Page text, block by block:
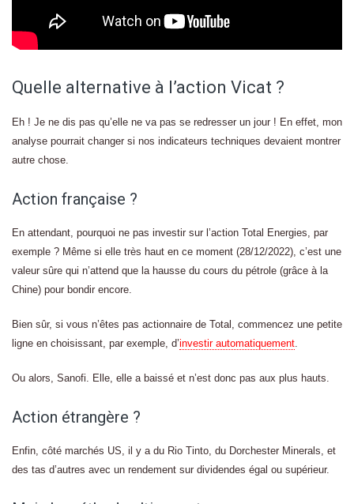
Quelle alternative à l’action Vicat ?
Eh ! Je ne dis pas qu’elle ne va pas se redresser un jour ! En effet, mon
analyse pourrait changer si nos indicateurs techniques devaient montrer
autre chose.
Action française ?
En attendant, pourquoi ne pas investir sur l’action Total Energies, par
exemple ? Même si elle très haut en ce moment (28/12/2022), c’est une
valeur sûre qui n’attend que la hausse du cours du pétrole (grâce à la
Chine) pour bondir encore.
Bien sûr, si vous n’êtes pas actionnaire de Total, commencez une petite
ligne en choisissant, par exemple, d’investir automatiquement
Ou alors, Sanofi. Elle, elle a baissé et n’est donc pas aux plus hauts.
Action étrangère ?
Enfin, côté marchés US, il y a du Rio Tinto, du Dorchester Minerals, et
des tas d’autres avec un rendement sur dividendes égal ou supérieur.